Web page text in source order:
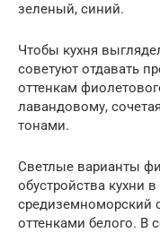
зеленый, синий.
Чтобы кухня
советуют отдавать
оттенкам
лавандовому,
тонами.
Светлые варианты
обустройства кухни
средиземноморский
оттенками белого. В